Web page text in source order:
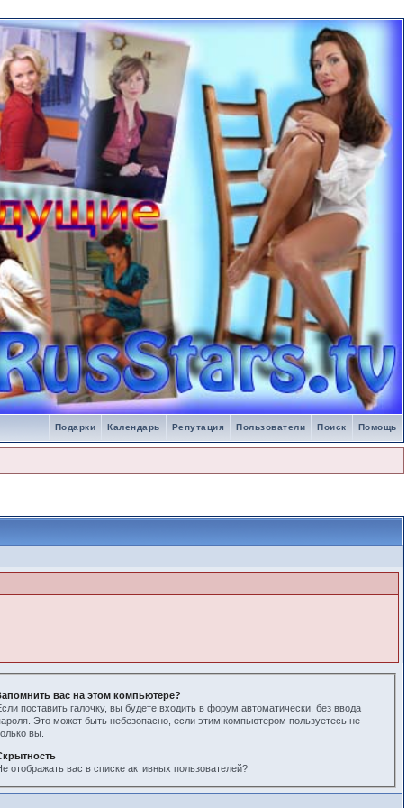
Помощь
Поиск
Пользователи
Репутация
Календарь
Подарки
вас на этом компьютере?
поставить галочку, вы будете входить в форум автоматически, без ввода
Это может быть небезопасно, если этим компьютером пользуетесь не
вы.
отображать вас в списке активных пользователей?